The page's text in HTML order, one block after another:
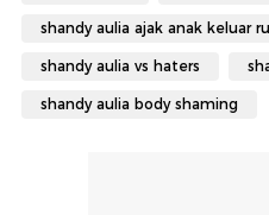
shandy aulia ajak anak keluar
shandy aulia vs haters
shandy aulia body shaming